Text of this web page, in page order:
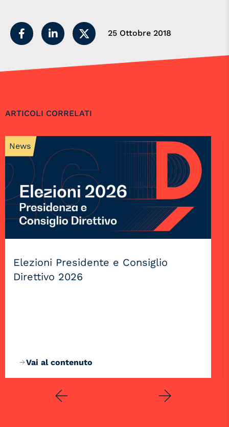
25 Ottobre 2018
ARTICOLI CORRELATI
News
Elezioni Presidente e Consiglio
Direttivo 2026
Vai al contenuto